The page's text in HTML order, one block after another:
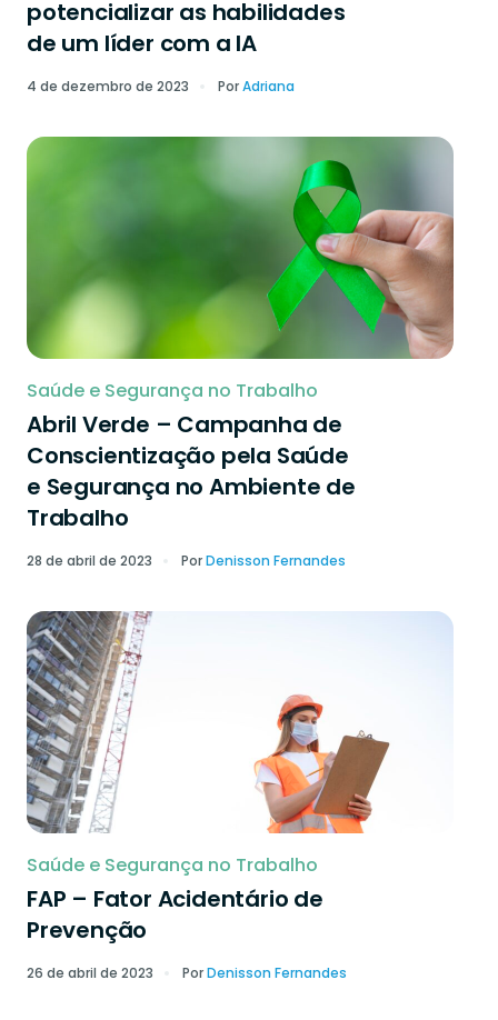
potencializar as habilidades
de um líder com a IA
4 de dezembro de 2023 PorAdriana
Saúde e Segurança no Trabalho
Abril Verde – Campanha de
Conscientização pela Saúde
e Segurança no Ambiente de
Trabalho
28 de abril de 2023 PorDenisson Fernandes
Saúde e Segurança no Trabalho
FAP – Fator Acidentário de
Prevenção
26 de abril de 2023 PorDenisson Fernandes